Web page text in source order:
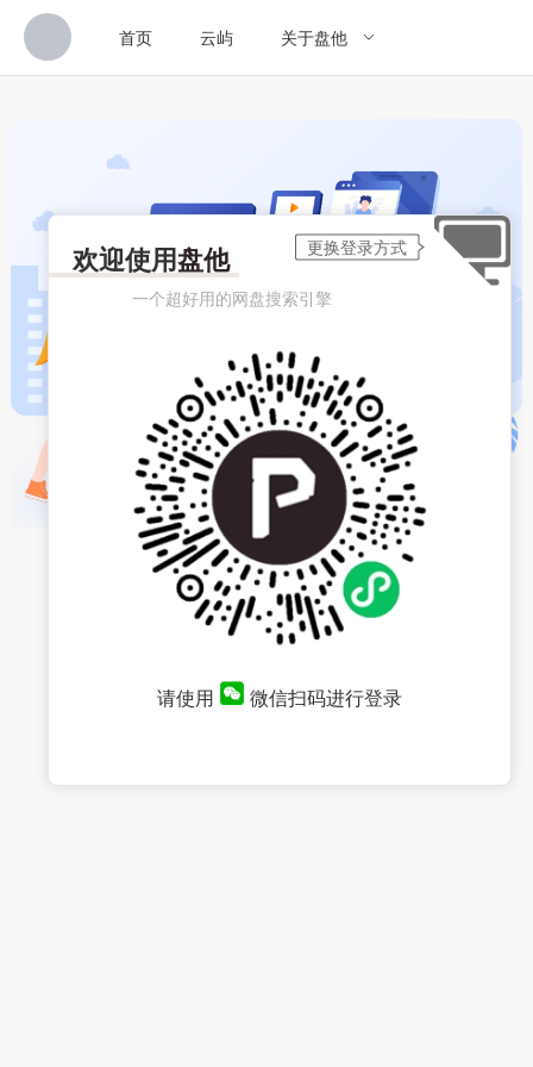
首页 云屿 关于盘他
欢迎使用盘他
一个超好用的网盘搜索引擎
请使用 微信扫码进行登录